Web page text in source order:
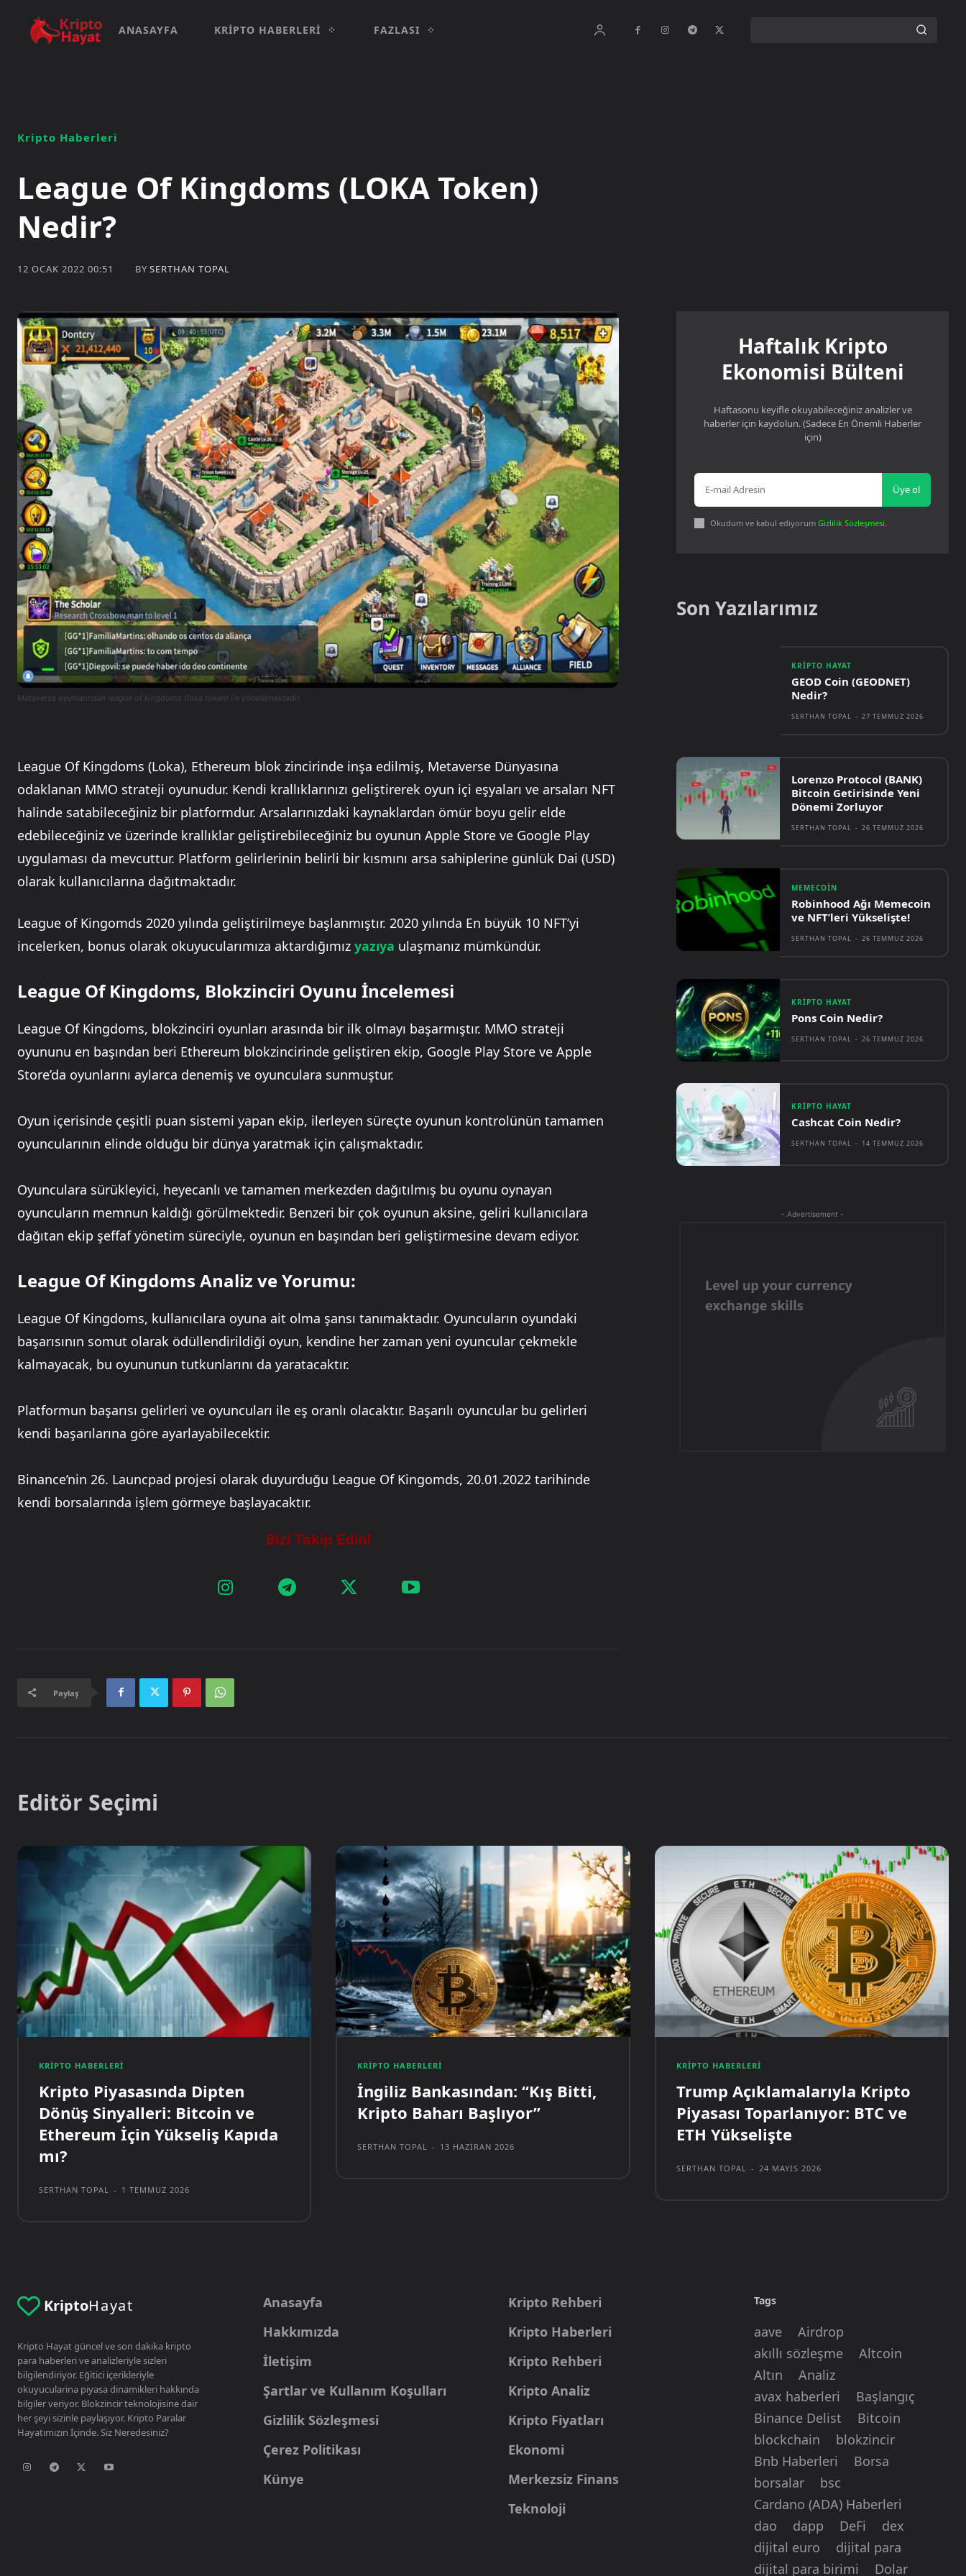
ANASAYFA KRIPTO HABERLERI FAZLASI
Kripto Haberleri
League Of Kingdoms (LOKA Token)
Nedir?
12 OCAK 2022 00:51 BY SERTHAN TOPAL
Metaverse oyunlarından league of kingdoms (loka token) ile yönetilmektedir.
League Of Kingdoms (Loka), Ethereum blok zincirinde inşa edilmiş, Metaverse Dünyasına
odaklanan MMO strateji oyunudur. Kendi krallıklarınızı geliştirerek oyun içi eşyaları ve arsaları NFT
halinde satabileceğiniz bir platformdur. Arsalarınızdaki kaynaklardan ömür boyu gelir elde
edebileceğiniz ve üzerinde krallıklar geliştirebileceğiniz bu oyunun Apple Store ve Google Play
uygulaması da mevcuttur. Platform gelirlerinin belirli bir kısmını arsa sahiplerine günlük Dai (USD)
olarak kullanıcılarına dağıtmaktadır.
League of Kingomds 2020 yılında geliştirilmeye başlanmıştır. 2020 yılında En büyük 10 NFT’yi
incelerken, bonus olarak okuyucularımıza aktardığımız yazıya ulaşmanız mümkündür.
League Of Kingdoms, Blokzinciri Oyunu İncelemesi
League Of Kingdoms, blokzinciri oyunları arasında bir ilk olmayı başarmıştır. MMO strateji
oyununu en başından beri Ethereum blokzincirinde geliştiren ekip, Google Play Store ve Apple
Store’da oyunlarını aylarca denemiş ve oyunculara sunmuştur.
Oyun içerisinde çeşitli puan sistemi yapan ekip, ilerleyen süreçte oyunun kontrolünün tamamen
oyuncularının elinde olduğu bir dünya yaratmak için çalışmaktadır.
Oyunculara sürükleyici, heyecanlı ve tamamen merkezden dağıtılmış bu oyunu oynayan
oyuncuların memnun kaldığı görülmektedir. Benzeri bir çok oyunun aksine, geliri kullanıcılara
dağıtan ekip şeffaf yönetim süreciyle, oyunun en başından beri geliştirmesine devam ediyor.
League Of Kingdoms Analiz ve Yorumu:
League Of Kingdoms, kullanıcılara oyuna ait olma şansı tanımaktadır. Oyuncuların oyundaki
başarısının somut olarak ödüllendirildiği oyun, kendine her zaman yeni oyuncular çekmekle
kalmayacak, bu oyununun tutkunlarını da yaratacaktır.
Platformun başarısı gelirleri ve oyuncuları ile eş oranlı olacaktır. Başarılı oyuncular bu gelirleri
kendi başarılarına göre ayarlayabilecektir.
Binance’nin 26. Launcpad projesi olarak duyurduğu League Of Kingomds, 20.01.2022 tarihinde
kendi borsalarında işlem görmeye başlayacaktır.
Paylaş
Haftalık Kripto
Ekonomisi Bülteni
Haftasonu keyifle okuyabileceğiniz analizler ve
haberler için kaydolun. (Sadece En Önemli Haberler
için)
Üye ol
Okudum ve kabul ediyorumGizlilik Sözleşmesi.
Son Yazılarımız
KRIPTO HAYAT
GEOD Coin (GEODNET)
Nedir?
SERTHAN TOPAL - 27 TEMMUZ 2026
Lorenzo Protocol (BANK)
Bitcoin Getirisinde Yeni
Dönemi Zorluyor
SERTHAN TOPAL - 26 TEMMUZ 2026
MEMECOIN
Robinhood Ağı Memecoin
ve NFT’leri Yükselişte!
SERTHAN TOPAL - 26 TEMMUZ 2026
KRIPTO HAYAT
Pons Coin Nedir?
SERTHAN TOPAL - 26 TEMMUZ 2026
KRIPTO HAYAT
Cashcat Coin Nedir?
SERTHAN TOPAL - 14 TEMMUZ 2026
- Advertisement -
Editör Seçimi
KRIPTO HABERLERI
Kripto Piyasasında Dipten
Dönüş Sinyalleri: Bitcoin ve
Ethereum İçin Yükseliş Kapıda
mı?
SERTHAN TOPAL - 1 TEMMUZ 2026
KRIPTO HABERLERI
İngiliz Bankasından: “Kış Bitti,
Kripto Baharı Başlıyor”
SERTHAN TOPAL - 13 HAZIRAN 2026
KRIPTO HABERLERI
Trump Açıklamalarıyla Kripto
Piyasası Toparlanıyor: BTC ve
ETH Yükselişte
SERTHAN TOPAL - 24 MAYIS 2026
KriptoHayat
Kripto Hayat güncel ve son dakika kripto
para haberleri ve analizleriyle sizleri
bilgilendiriyor. Eğitici içerikleriyle
okuyucularina piyasa dinamikleri hakkında
bilgiler veriyor. Blokzincir teknolojisine dair
her şeyi sizinle paylaşıyor. Kripto Paralar
Hayatımızın İçinde. Siz Neredesiniz?
Anasayfa
Hakkımızda
İletişim
Şartlar ve Kullanım Koşulları
Gizlilik Sözleşmesi
Çerez Politikası
Künye
Kripto Rehberi
Kripto Haberleri
Kripto Rehberi
Kripto Analiz
Kripto Fiyatları
Ekonomi
Merkezsiz Finans
Teknoloji
Tags
aave
Airdrop
akıllı sözleşme
Altcoin
Altın
Analiz
avax haberleri
Başlangıç
Binance Delist
Bitcoin
blockchain
blokzincir
Bnb Haberleri
Borsa
borsalar
bsc
Cardano (ADA) Haberleri
dao
dapp DeFi
dex
dijital euro
dijital para
dijital para birimi
Dolar